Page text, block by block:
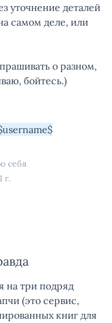
уточнение деталей
самом деле, или
о разном,
бойтесь.)
себя
г.
на три подряд
(это сервис,
книг для